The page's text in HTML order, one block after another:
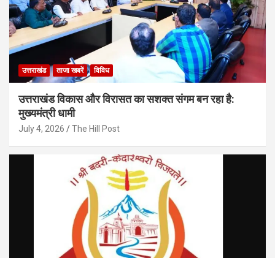
उत्तराखंड ताजा खबरें विविध
उत्तराखंड विकास और विरासत का सशक्त संगम बन रहा है:
मुख्यमंत्री धामी
July 4, 2026 The Hill Post